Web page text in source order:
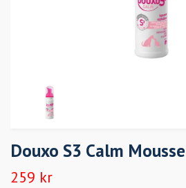
Douxo S3 Calm
259 kr